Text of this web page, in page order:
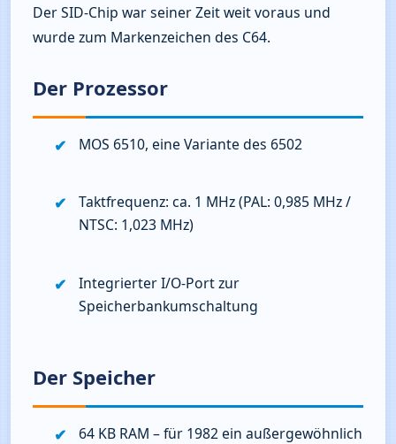
Der SID‑Chip war seiner Zeit weit voraus und
wurde zum Markenzeichen des C64.
Der Prozessor
MOS 6510, eine Variante des 6502
Taktfrequenz: ca. 1 MHz (PAL: 0,985 MHz /
NTSC: 1,023 MHz)
Integrierter I/O‑Port zur
Speicherbankumschaltung
Der Speicher
64 KB RAM – für 1982 ein außergewöhnlich